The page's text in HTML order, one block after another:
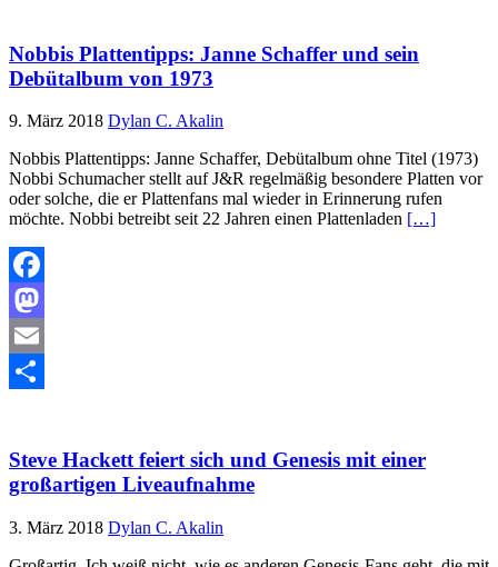
Nobbis Plattentipps: Janne Schaffer und sein
Debütalbum von 1973
9. März 2018 Dylan C. Akalin
Nobbis Plattentipps: Janne Schaffer, Debütalbum ohne Titel (1973)
Nobbi Schumacher stellt auf J&R regelmäßig besondere Platten vor
oder solche, die er Plattenfans mal wieder in Erinnerung rufen
möchte. Nobbi betreibt seit 22 Jahren einen Plattenladen […]
Facebook
Mastodon
Email
Steve Hackett feiert sich und Genesis mit einer
großartigen Liveaufnahme
3. März 2018 Dylan C. Akalin